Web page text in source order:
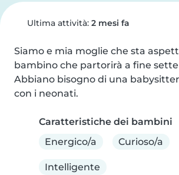
Ultima attività: 2 mesi fa
Siamo e mia moglie che sta
bambino che partorirà a fine
Abbiano bisogno di una
con i neonati.
Caratteristiche dei bambini
Energico/a
Curioso/a
Intelligente